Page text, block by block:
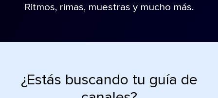
Ritmos, rimas, muestras y mucho más.
¿Estás buscando tu guía de